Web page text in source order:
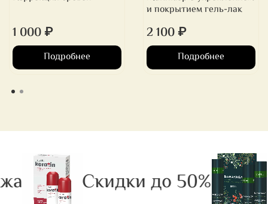
1 000 ₽
Подробнее
и покрытием гель-лак
2 100 ₽
Подробнее
Скидки до 50%